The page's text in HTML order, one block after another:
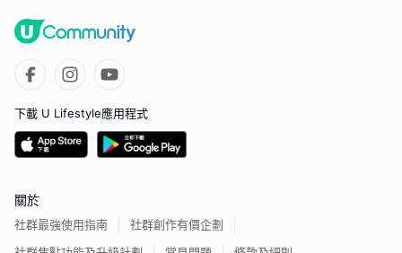
下載 U Lifestyle應用程式
關於
社群最強使用指南
社群創作有價企劃